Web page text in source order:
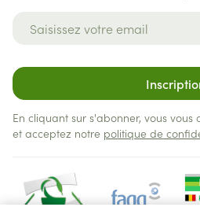
En cliquant sur s'abonner, vous
et acceptez notre politique de